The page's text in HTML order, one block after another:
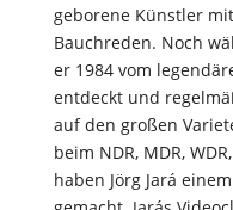
geborene Künstler
Bauchreden. Noch
er 1984 vom
entdeckt und
auf den großen
beim NDR, MDR,
haben Jörg Jará